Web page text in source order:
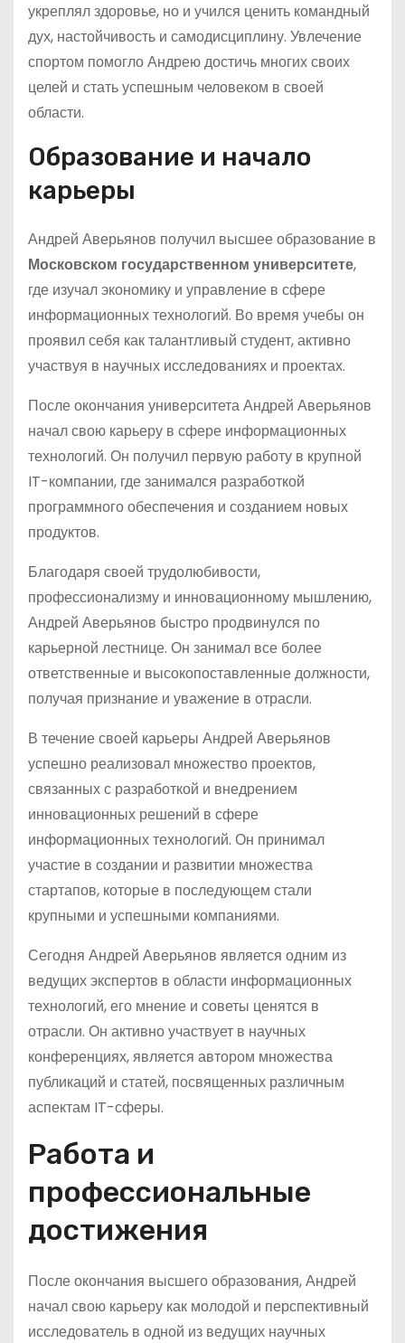
укреплял здоровье, но и учился ценить командный
дух, настойчивость и самодисциплину. Увлечение
спортом помогло Андрею достичь многих своих
целей и стать успешным человеком в своей
области.
Образование и начало
карьеры
Андрей Аверьянов получил высшее образование в
Московском государственном университете,
где изучал экономику и управление в сфере
информационных технологий. Во время учебы он
проявил себя как талантливый студент, активно
участвуя в научных исследованиях и проектах.
После окончания университета Андрей Аверьянов
начал свою карьеру в сфере информационных
технологий. Он получил первую работу в крупной
IT-компании, где занимался разработкой
программного обеспечения и созданием новых
продуктов.
Благодаря своей трудолюбивости,
профессионализму и инновационному мышлению,
Андрей Аверьянов быстро продвинулся по
карьерной лестнице. Он занимал все более
ответственные и высокопоставленные должности,
получая признание и уважение в отрасли.
В течение своей карьеры Андрей Аверьянов
успешно реализовал множество проектов,
связанных с разработкой и внедрением
инновационных решений в сфере
информационных технологий. Он принимал
участие в создании и развитии множества
стартапов, которые в последующем стали
крупными и успешными компаниями.
Сегодня Андрей Аверьянов является одним из
ведущих экспертов в области информационных
технологий, его мнение и советы ценятся в
отрасли. Он активно участвует в научных
конференциях, является автором множества
публикаций и статей, посвященных различным
аспектам IT-сферы.
Работа и
профессиональные
достижения
После окончания высшего образования, Андрей
начал свою карьеру как молодой и перспективный
исследователь в одной из ведущих научных